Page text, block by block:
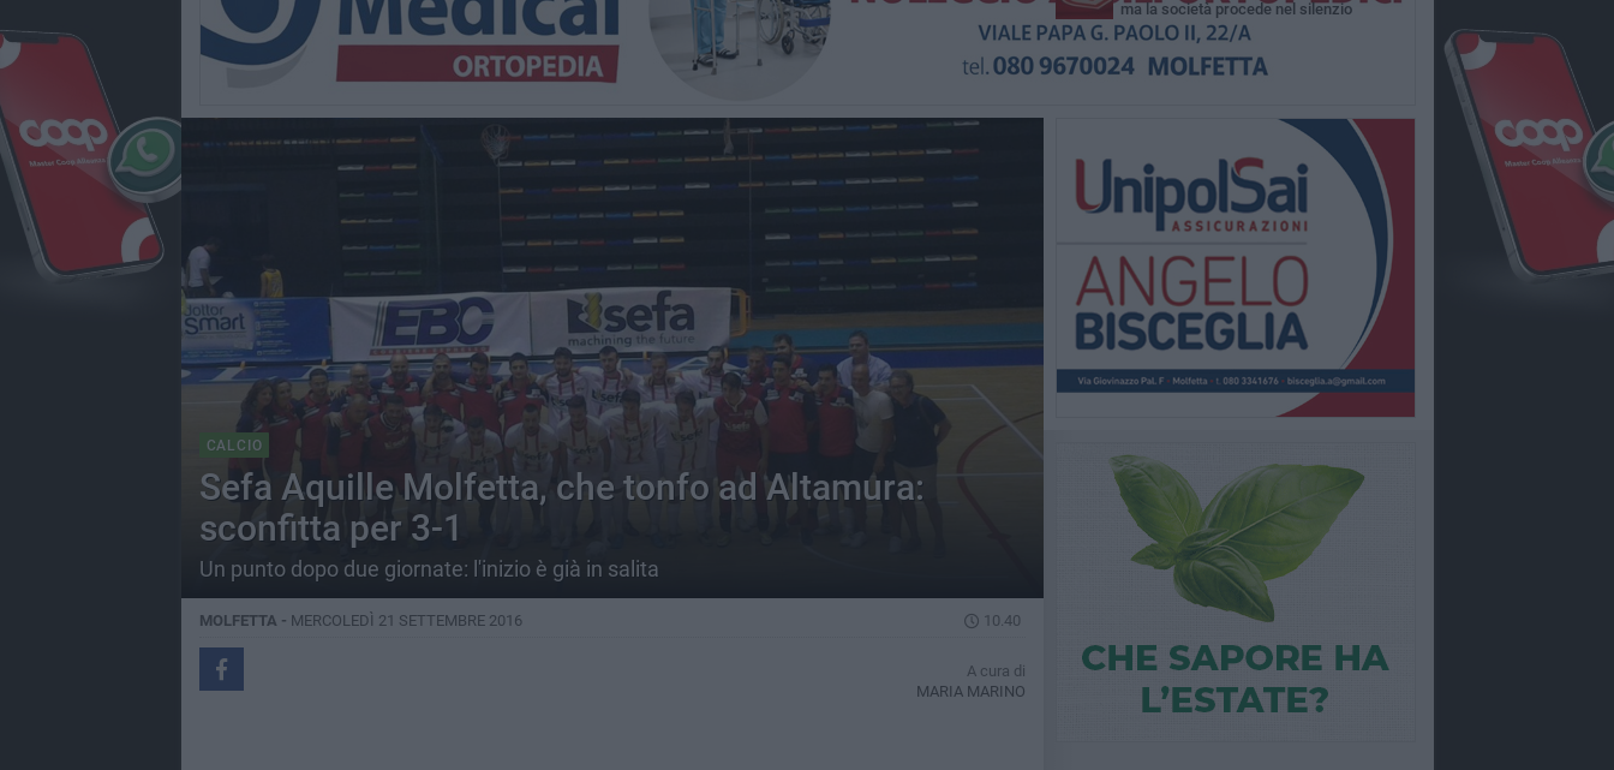
CALCIO
Sefa Aquille Molfetta, che tonfo ad Altamura:
sconfitta per 3-1
Un punto dopo due giornate: l'inizio è già in salita
MOLFETTA - MERCOLEDÌ 21 SETTEMBRE 2016 10.40
A cura di
MARIA MARINO
ma la società procede nel silenzio